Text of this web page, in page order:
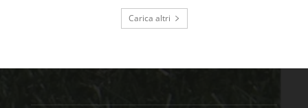
Carica altri